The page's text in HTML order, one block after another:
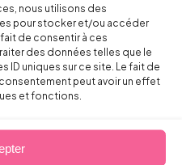
nous utilisons des
pour stocker et/ou accéder
de consentir à ces
des données telles que le
ID uniques sur ce site. Le fait de
peut avoir un effet
et fonctions.
les enjeux sociaux
son activité, ce qui
associés/
être
cette exigence,